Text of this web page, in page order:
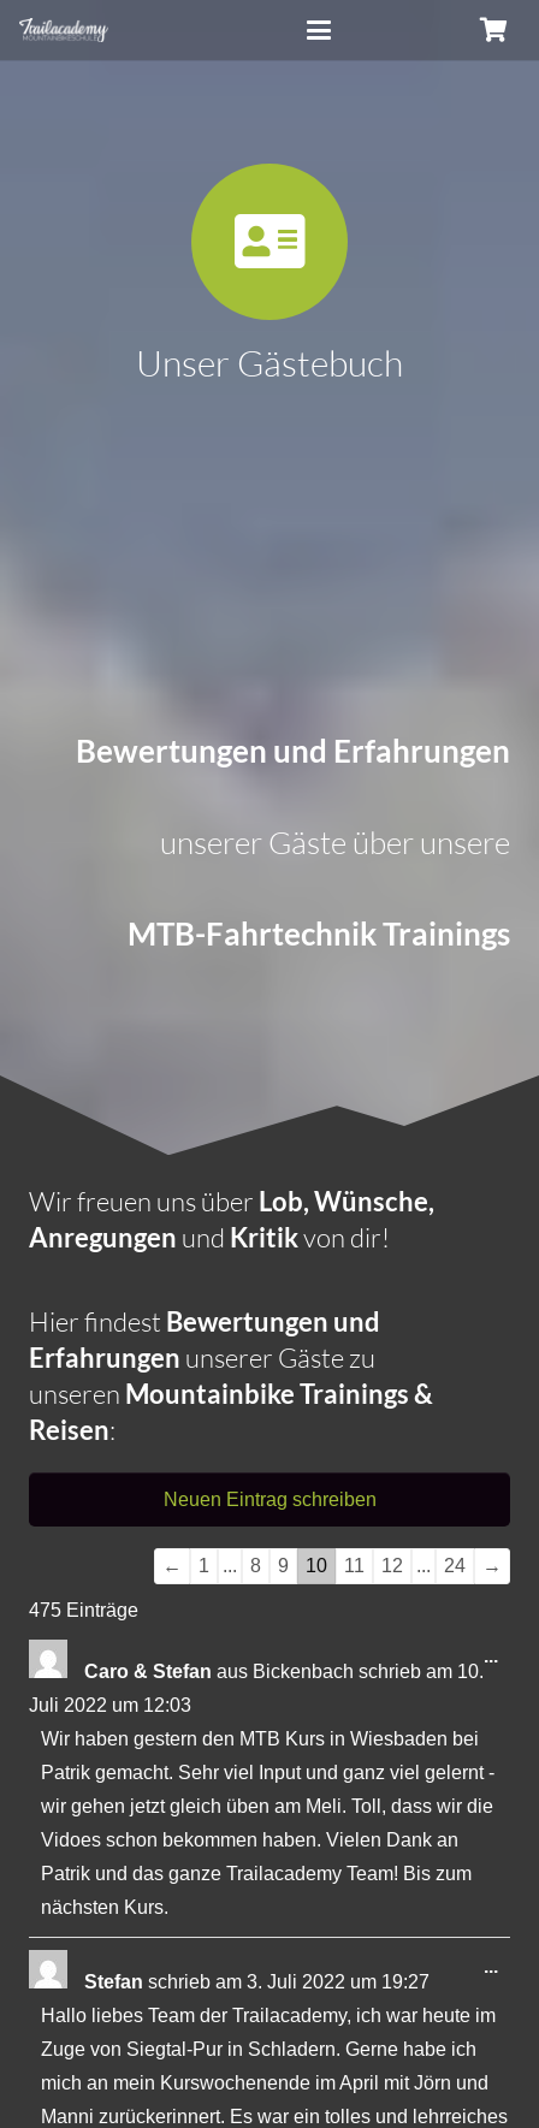
Unser Gästebuch
Bewertungen und Erfahrungen
unserer Gäste über unsere
MTB-Fahrtechnik Trainings
Wir freuen uns über Lob, Wünsche,
Anregungen und Kritikvon dir!
Hier findest Bewertungen und
Erfahrungen unserer Gäste zu
unseren Mountainbike Trainings &
Reisen:
Navigation
← 1 ... 8 9 10 11 12 ... 24 →
475 Einträge
Caro & Stefan aus Bickenbach schrieb am 10.
Juli 2022 um 12:03
Wir haben gestern den MTB Kurs in Wiesbaden bei
Patrik gemacht. Sehr viel Input und ganz viel gelernt -
wir gehen jetzt gleich üben am Meli. Toll, dass wir die
Vidoes schon bekommen haben. Vielen Dank an
Patrik und das ganze Trailacademy Team! Bis zum
nächsten Kurs.
...
Stefan schrieb am 3. Juli 2022 um 19:27
Hallo liebes Team der Trailacademy, ich war heute im
Zuge von Siegtal-Pur in Schladern. Gerne habe ich
mich an mein Kurswochenende im April mit Jörn und
Manni zurückerinnert. Es war ein tolles und lehrreiches
...